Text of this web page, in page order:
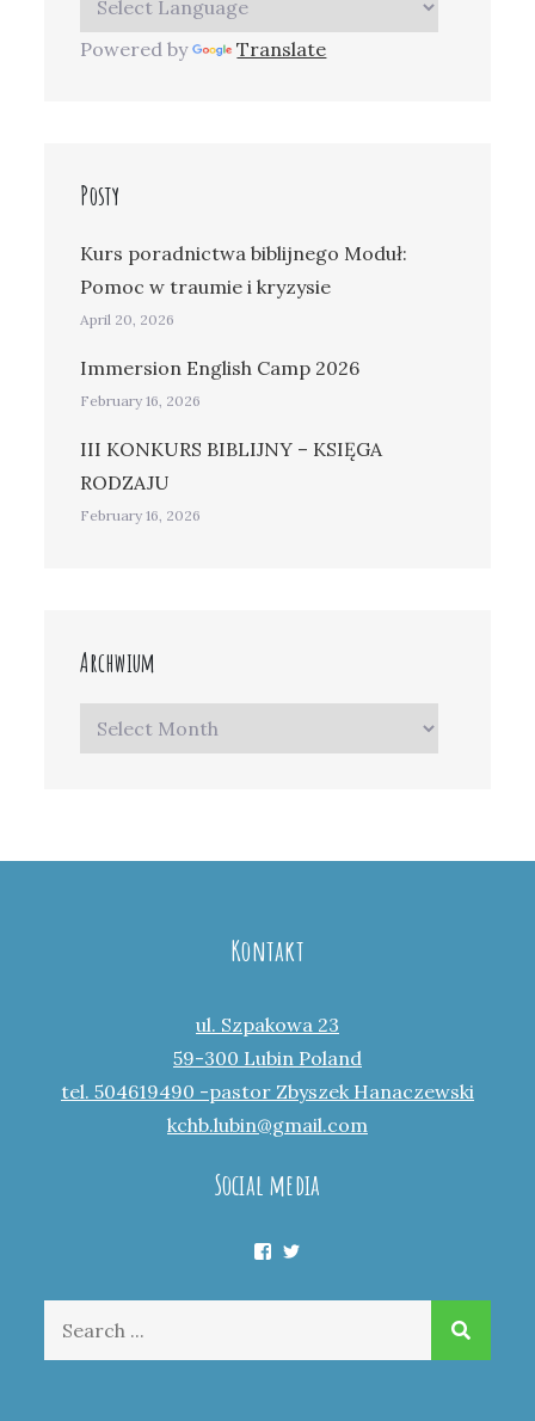
Powered by Translate
Posty
Kurs poradnictwa biblijnego Moduł:
Pomoc w traumie i kryzysie
April 20, 2026
Immersion English Camp 2026
February 16, 2026
III KONKURS BIBLIJNY – KSIĘGA
RODZAJU
February 16, 2026
Archwium
Archwium
Kontakt
ul. Szpakowa 23
59-300 Lubin Poland
tel. 504619490 -pastor Zbyszek Hanaczewski
kchb.lubin@gmail.com
Social media
Facebook